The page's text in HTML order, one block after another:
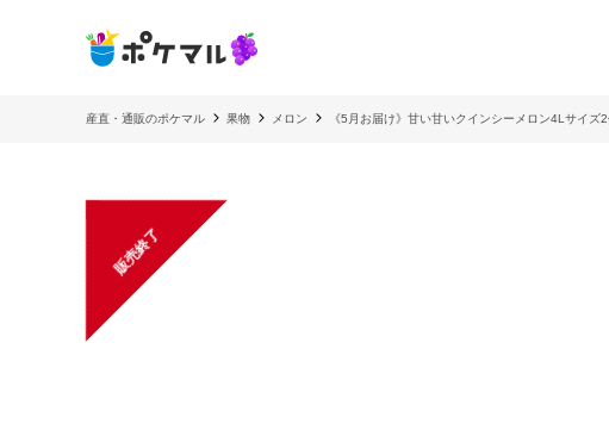
産直・通販のポケマル 果物 メロン 《5月お届け》甘い甘いクインシーメロン4Lサイズ2
販売終了